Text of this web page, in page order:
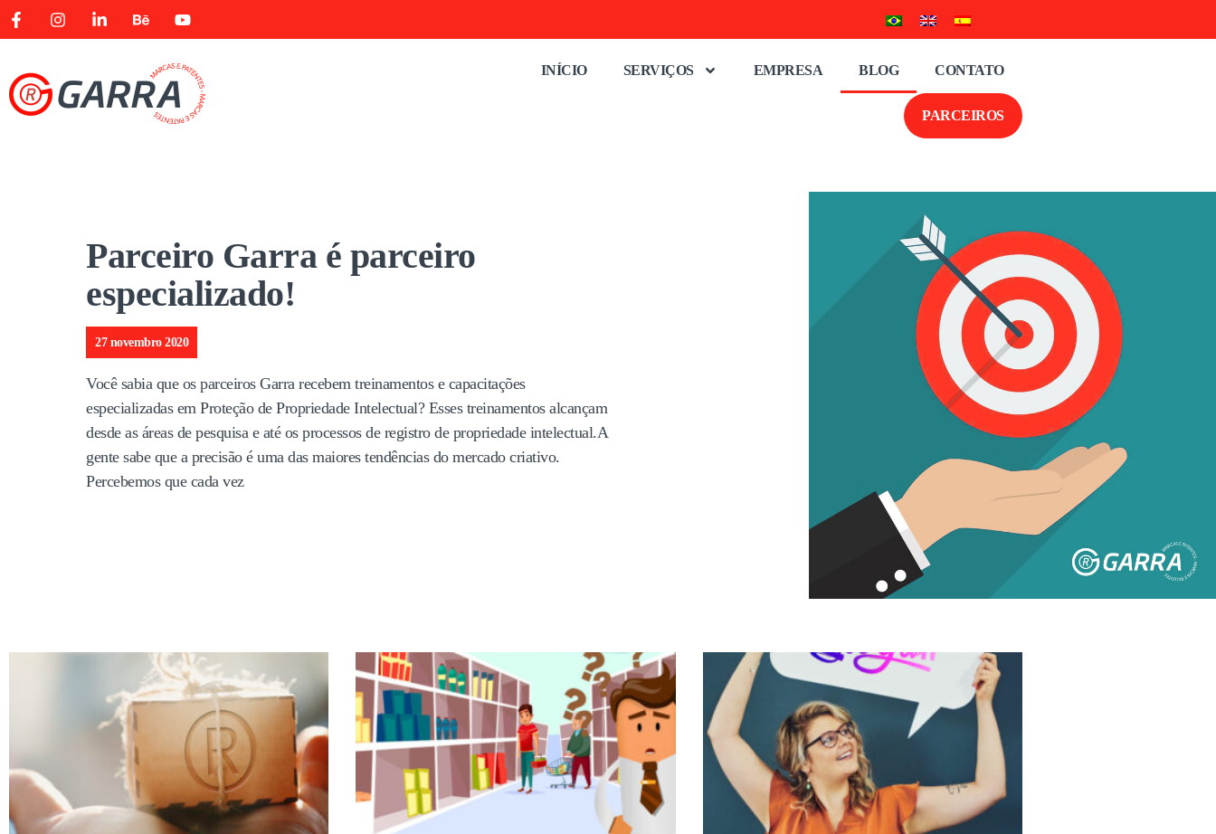
INÍCIO SERVIÇOS EMPRESA BLOG CONTATO
PARCEIROS
Parceiro Garra é parceiro
especializado!
27 novembro 2020
Você sabia que os parceiros Garra recebem treinamentos e capacitações
especializadas em Proteção de Propriedade Intelectual? Esses treinamentos alcançam
desde as áreas de pesquisa e até os processos de registro de propriedade intelectual.A
gente sabe que a precisão é uma das maiores tendências do mercado criativo.
Percebemos que cada vez